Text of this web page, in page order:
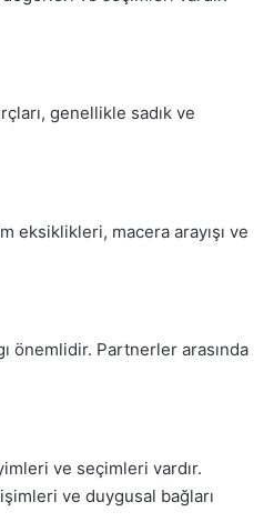
genellikle sadık ve
eksiklikleri, macera arayışı ve
önemlidir. Partnerler arasında
ve seçimleri vardır.
ve duygusal bağları